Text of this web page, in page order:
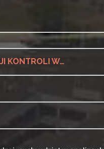
STARSZY SPECJALISTA / GŁÓWNY SPECJALISTA (K/M) W DZIALE REALIZACJI KONTROLI W TERENOWYM WYDZIALE KONTROLI VIII W DEPARTAMENCIE KONTROLI (LEKARZ K/M)